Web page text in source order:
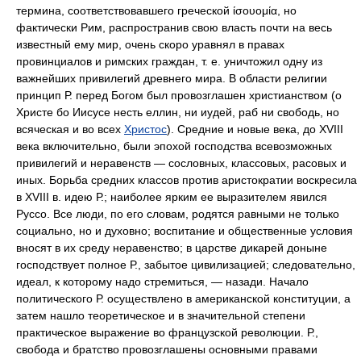
термина, соответствовавшего греческой ίσουομία, но
фактически Рим, распространив свою власть почти на весь
известный ему мир, очень скоро уравнял в правах
провинциалов и римских граждан, т. е. уничтожил одну из
важнейших привилегий древнего миpa. В области религии
принцип Р. перед Богом был провозглашен христианством (о
Христе бо Иисусе несть еллин, ни иудей, раб ни свободь, но
всяческая и во всех Христос). Средние и новые века, до XVIII
века включительно, были эпохой господства всевозможных
привилегий и неравенств — сословных, классовых, расовых и
иных. Борьба средних классов против аристократии воскресила
в XVIII в. идею Р.; наиболее ярким ее выразителем явился
Руссо. Все люди, по его словам, родятся равными не только
социально, но и духовно; воспитание и общественные условия
вносят в их среду неравенство; в царстве дикарей доныне
господствует полное Р., забытое цивилизацией; следовательно,
идеал, к которому надо стремиться, — назади. Начало
политического Р. осуществлено в американской конституции, а
затем нашло теоретическое и в значительной степени
практическое выражение во французской революции. Р.,
свобода и братство провозглашены основными правами